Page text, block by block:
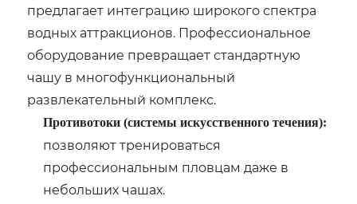
предлагает интеграцию широкого спектра
водных аттракционов. Профессиональное
оборудование превращает стандартную
чашу в многофункциональный
развлекательный комплекс.
Противотоки (системы искусственного течения):
позволяют тренироваться
профессиональным пловцам даже в
небольших чашах.